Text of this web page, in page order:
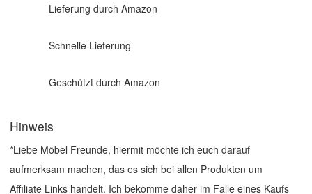
Lieferung durch Amazon
Schnelle Lieferung
Geschützt durch Amazon
Hinweis
*Liebe Möbel Freunde, hiermit möchte ich euch darauf
aufmerksam machen, das es sich bei allen Produkten um
Affiliate Links handelt. Ich bekomme daher im Falle eines Kaufs